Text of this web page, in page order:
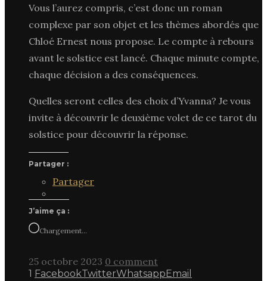
Vous l’aurez compris, c’est donc un roman
complexe par son objet et les thèmes abordés que
Chloé Ernest nous propose. Le compte à rebours
avant le solstice est lancé. Chaque minute compte,
chaque décision a des conséquences.
Quelles seront celles des choix d’Yvanna? Je vous
invite à découvrir le deuxième volet de ce tarot du
solstice pour découvrir la réponse.
Partager :
Partager
J’aime ça :
Chargement…
25 octobre 2023 0 comment
1 FacebookTwitterWhatsappEmail